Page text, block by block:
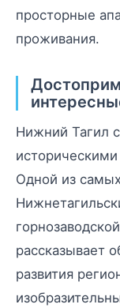
просторные
проживания.
Нижний Тагил
Одной из
рассказывает
развития